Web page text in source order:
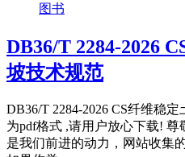
图书
DB36/T 2284-2026
坡技术规范
DB36/T 2284-2026 CS纤维稳
为pdf格式 ,请用户放心下载!
是我们前进的动力，网站收集